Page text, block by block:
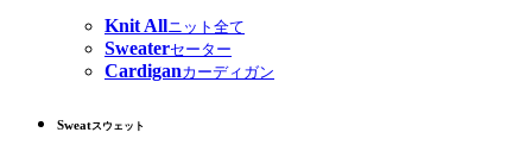
Knit Allニット全て
Sweaterセーター
Cardiganカーディガン
Sweatスウェット